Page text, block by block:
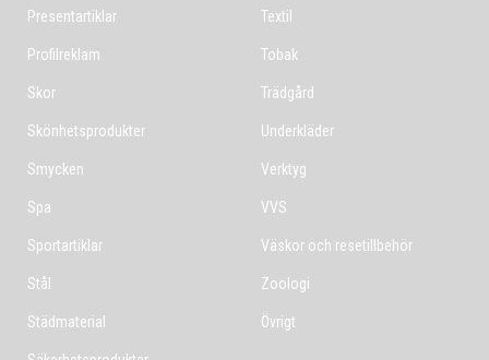
Presentartiklar
Profilreklam
Skor
Skönhetsprodukter
Smycken
Spa
Sportartiklar
Stål
Städmaterial
Textil
Tobak
Trädgård
Underkläder
Verktyg
VVS
Väskor och resetillbehör
Zoologi
Övrigt